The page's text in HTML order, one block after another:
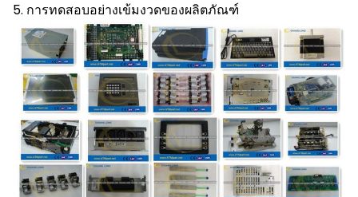
5. การทดสอบอย่างเข้มงวดของผลิตภัณฑ์